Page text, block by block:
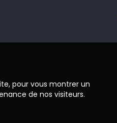
pour vous montrer un
de nos visiteurs.